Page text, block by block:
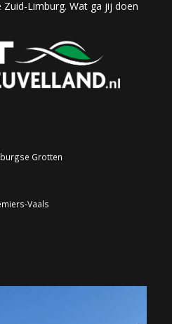
Limburg. Wat ga jij doen
Grotten
Vaals